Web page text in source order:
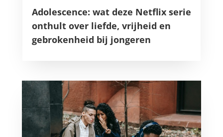
Adolescence: wat deze Netflix serie
onthult over liefde, vrijheid en
gebrokenheid bij jongeren